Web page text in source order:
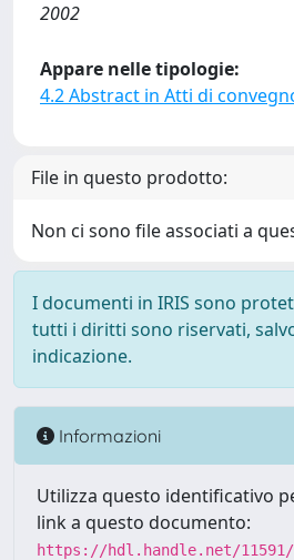
2002
Appare nelle tipologie:
4.2 Abstract in Atti di
File in questo prodotto:
Non ci sono file associati a
I documenti in IRIS sono
tutti i diritti sono riservati,
indicazione.
Informazioni
Utilizza questo identificativo
link a questo documento:
https://hdl.handle.net/11591/